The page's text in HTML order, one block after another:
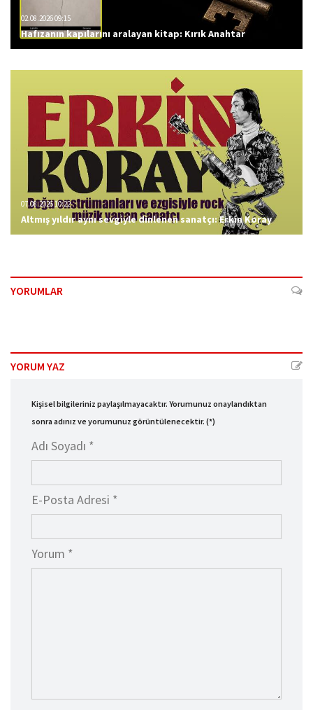
02.08.2026 09:15
Hafızanın kapılarını aralayan kitap: Kırık Anahtar
07.08.2026 10:22
Altmış yıldır aynı sevgiyle dinlenen sanatçı: Erkin Koray
YORUMLAR
YORUM YAZ
Kişisel bilgileriniz paylaşılmayacaktır. Yorumunuz onaylandıktan
sonra adınız ve yorumunuz görüntülenecektir. (*)
Adı Soyadı *
E-Posta Adresi *
Yorum *